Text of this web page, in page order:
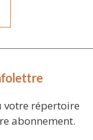
votre répertoire
abonnement.